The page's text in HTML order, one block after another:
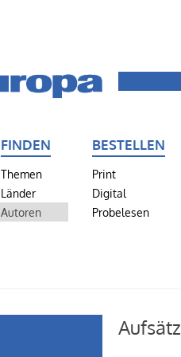
FINDEN
Themen
Länder
Autoren
BESTELLEN
Print
Digital
Probelesen